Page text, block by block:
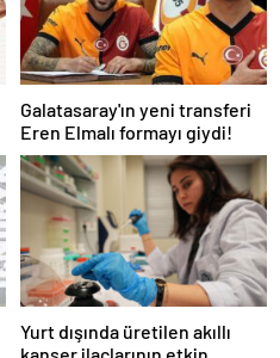
Galatasaray'ın yeni transferi
Eren Elmalı formayı giydi!
Yurt dışında üretilen akıllı